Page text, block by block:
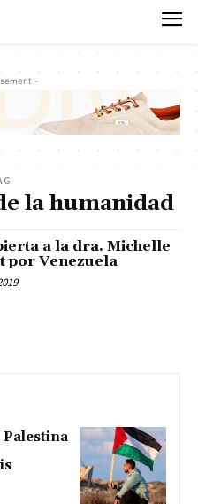
-
la humanidad
a la dra. Michelle
por Venezuela
Palestina